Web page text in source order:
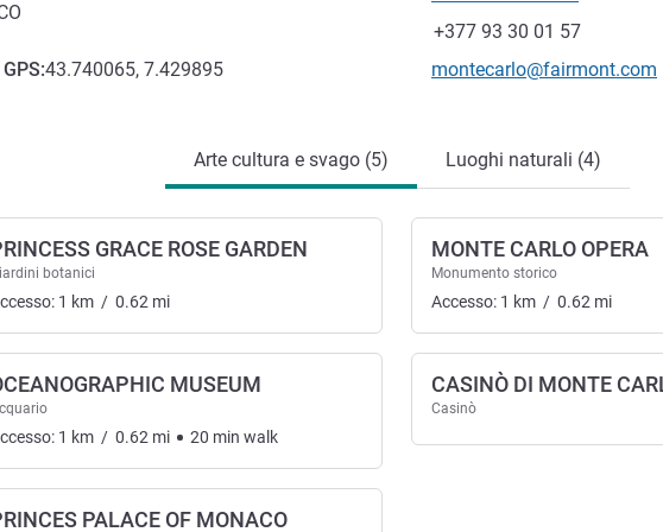
GPS:43.740065, 7.429895
Telefono
Fax
+377 93 30 01 57
E-mail di contatto
montecarlo@fairmont.com
Arte cultura e svago (5) Luoghi naturali (4)
GRACE ROSE GARDEN
botanici
1 km / 0.62 mi
MUSEUM
1 km / 0.62 mi 20 min walk
PALACE OF MONACO
MONTE CARLO OPERA
Monumento storico
Accesso: 1 km / 0.62 mi
CASINÒ DI MONTE
Casinò